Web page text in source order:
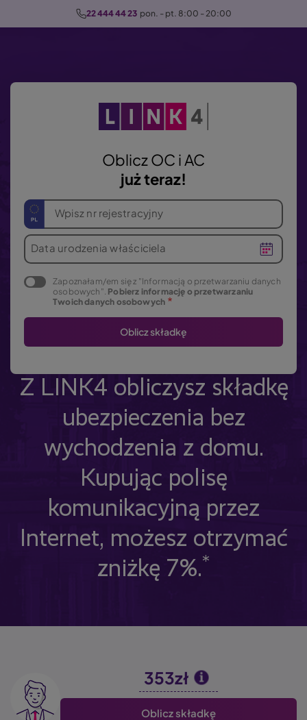
r
22 444 44 23 pon. - pt. 8:00 - 20:00
Oblicz OC i AC
już teraz!
Wpisz nr rejestracyjny
Data urodzenia właściciela
Zapoznałam/em się z "Informacją o przetwarzaniu danych
osobowych". Pobierz informację o przetwarzaniu
Twoich danych osobowych
Z LINK4 obliczysz składkę
ubezpieczenia bez
wychodzenia z domu.
Kupując polisę
komunikacyjną przez
Internet, możesz otrzymać
zniżkę 7%.*
Image 353zł
Oblicz składkę